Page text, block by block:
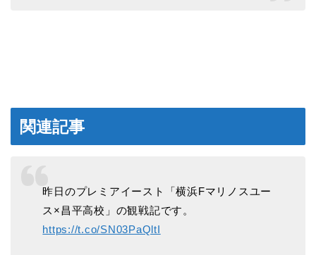
関連記事
昨日のプレミアイースト「横浜Fマリノスユー
ス×昌平高校」の観戦記です。
https://t.co/SN03PaQltI